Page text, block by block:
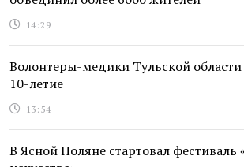
14:29
Волонтеры-медики Тульской
10-летие
13:54
В Ясной Поляне стартовал фестиваль